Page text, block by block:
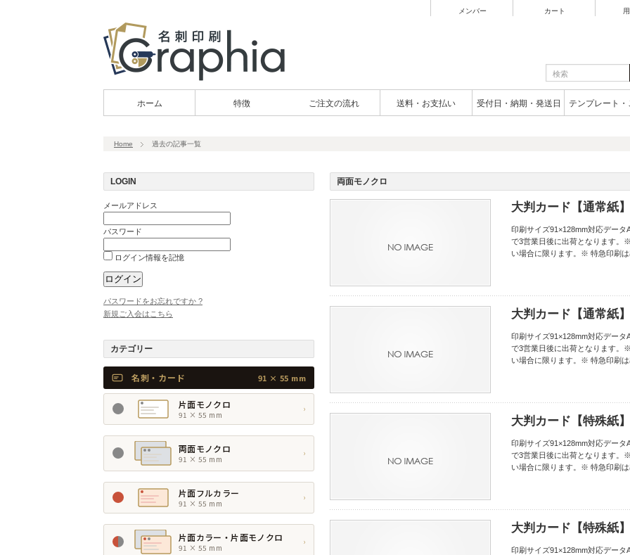
メンバー カート
ホーム 特徴 ご注文の流れ 送料・お支払い 受付日・納期・発送日 テンプレート・
Home 過去の記事一覧
両面モノクロ
大判カード【通常紙
印刷サイズ91×128mm対応デー
で3営業日後に出荷となります。
い場合に限ります。※ 特急印刷
大判カード【通常紙
印刷サイズ91×128mm対応デー
で3営業日後に出荷となります。
い場合に限ります。※ 特急印刷
大判カード【特殊紙
印刷サイズ91×128mm対応デー
で3営業日後に出荷となります。
い場合に限ります。※ 特急印刷
大判カード【特殊紙
印刷サイズ91×128mm対応デー
LOGIN
メールアドレス
パスワード
ログイン情報を記憶
パスワードをお忘れですか ?
新規ご入会はこちら
カテゴリー
名刺・カード 91 × 55 mm
片面モノクロ
91 × 55 mm
›
両面モノクロ
91 × 55 mm
›
片面フルカラー
91 × 55 mm
›
片面カラー・片面モノクロ
91 × 55 mm
›